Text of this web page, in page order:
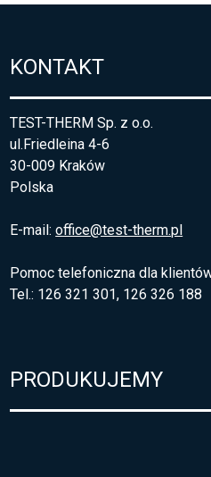
KONTAKT
TEST-THERM Sp. z o.o.
ul.Friedleina 4-6
30-009 Kraków
Polska
E-mail:office@test-therm.pl
Pomoc telefoniczna dla
Tel.: 126 321 301, 126 326 188
PRODUKUJEMY